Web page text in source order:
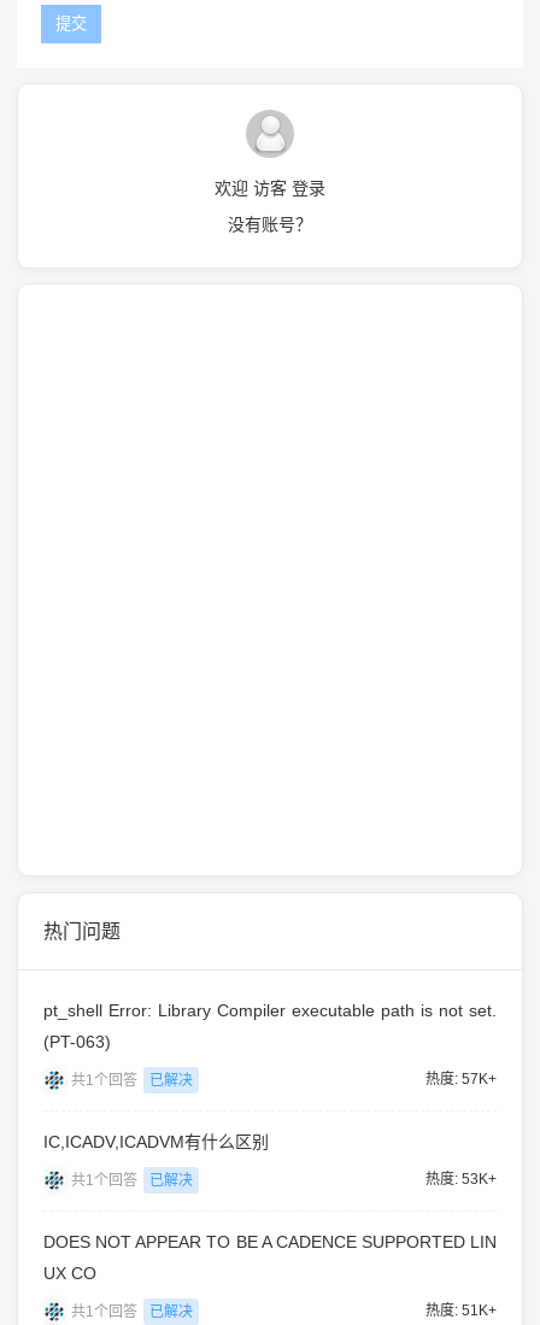
欢迎 访客 登录
没有账号？
热门问题
pt_shell Error: Library Compiler executable path is not set.
(PT-063)
共1个回答 已解决 热度: 57K+
IC,ICADV,ICADVM有什么区别
共1个回答 已解决 热度: 53K+
DOES NOT APPEAR TO BE A CADENCE SUPPORTED LIN
UX CO
共1个回答 已解决 热度: 51K+